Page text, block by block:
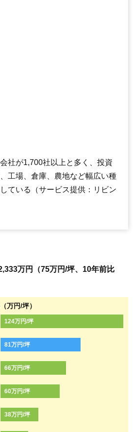
社が1,700社以上と多く、投資
工場、倉庫、農地など幅広い種
ている（サービス提供：リビン
万円（75万円/坪、10年前比
万円/坪）
124万円/坪
81万円/坪
66万円/坪
60万円/坪
38万円/坪